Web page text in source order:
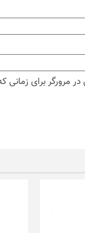
مرورگر برای زمانی